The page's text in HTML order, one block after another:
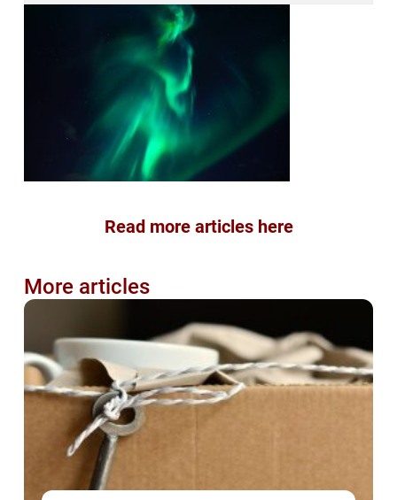
Read more articles here
More articles